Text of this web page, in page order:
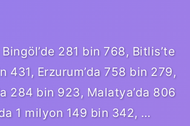
281 bin 768, Bitlis’te
431, Erzurum’da 758 bin 279,
284 bin 923, Malatya’da 806
1 milyon 149 bin 342, …